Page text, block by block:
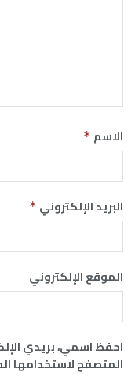
الاسم *
البريد الإلكتروني *
الموقع الإلكتروني
احفظ اسمي، بريدي
المتصفح لاستخدامها